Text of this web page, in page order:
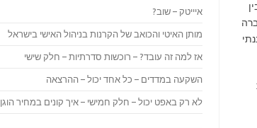
איייטק – שוב?
מותן האיטי והכואב של הקרנות בניהול האישי בישראל
אז למה זה עובד? – רוכשות סדרתיות – חלק שישי
השקעה במדדים – כל אחד יכול – ההרצאה
לא רק באפט יכול – חלק חמישי – איך קונים במחיר הוגן